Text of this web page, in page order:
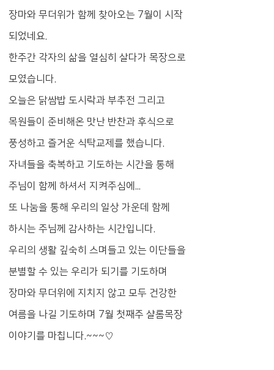
장마와 무더위가 함께 찾아오는 7월이 시작
되었네요.
한주간 각자의 삶을 열심히 살다가 목장으로
모였습니다.
오늘은 닭쌈밥 도시락과 부추전 그리고
목원들이 준비해온 맛난 반찬과 후식으로
풍성하고 즐거운 식탁교제를 했습니다.
자녀들을 축복하고 기도하는 시간을 통해
주님이 함께 하셔서 지켜주심에...
또 나눔을 통해 우리의 일상 가운데 함께
하시는 주님께 감사하는 시간입니다.
우리의 생활 깊숙히 스며들고 있는 이단들을
분별할 수 있는 우리가 되기를 기도하며
장마와 무더위에 지치지 않고 모두 건강한
여름을 나길 기도하며 7월 첫째주 샬롬목장
이야기를 마칩니다.~~~♡